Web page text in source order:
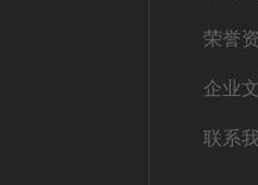
荣誉
企业
联系